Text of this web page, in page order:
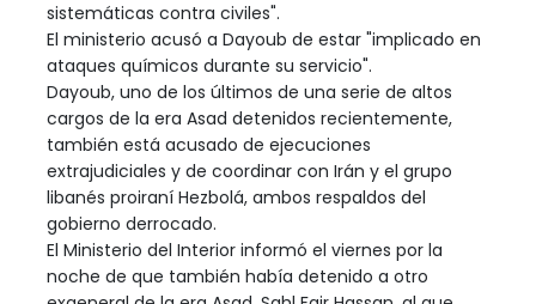
sistemáticas contra civiles".
El ministerio acusó a Dayoub de estar "implicado en
ataques químicos durante su servicio".
Dayoub, uno de los últimos de una serie de altos
cargos de la era Asad detenidos recientemente,
también está acusado de ejecuciones
extrajudiciales y de coordinar con Irán y el grupo
libanés proiraní Hezbolá, ambos respaldos del
gobierno derrocado.
El Ministerio del Interior informó el viernes por la
noche de que también había detenido a otro